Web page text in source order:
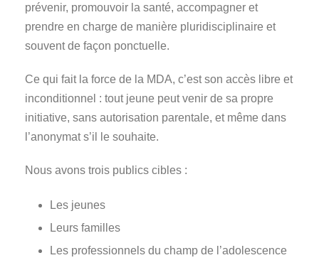
prévenir, promouvoir la santé, accompagner et
prendre en charge de manière pluridisciplinaire et
souvent de façon ponctuelle.
Ce qui fait la force de la MDA, c’est son accès libre et
inconditionnel : tout jeune peut venir de sa propre
initiative, sans autorisation parentale, et même dans
l’anonymat s’il le souhaite.
Nous avons trois publics cibles :
Les jeunes
Leurs familles
Les professionnels du champ de l’adolescence